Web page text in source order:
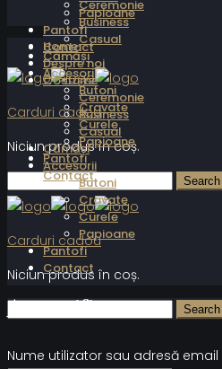
Papioane
Pantofi
Contact
Carduri cadou
Niciun produs în coș.
Ceremonie
Business
Casual
Cămăși
Accesorii
Butoni
Cravate
Curele
Papioane
Pantofi
Contact
Carduri cadou
Niciun produs în coș.
Home
Despre noi
Costume
Ceremonie
Business
Casual
Cămăși
Accesorii
Butoni
Cravate
Curele
Papioane
Pantofi
Contact
Autentificare
Nume utilizator sau adresă email